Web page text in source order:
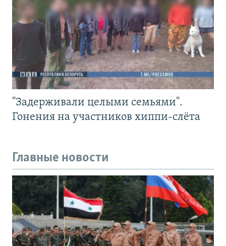
"Задерживали целыми семьями".
Гонения на участников хиппи-слёта
Главные новости